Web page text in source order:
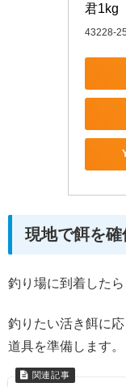
君1kg
43228-
現地で餌を確
釣り場に到着した
釣りたい活き餌に
道具を準備します。